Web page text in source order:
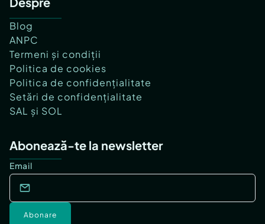
Blog
ANPC
Termeni și condiții
Politica de cookies
Politica de confidențialitate
Setări de confidențialitate
SAL și SOL
Abonează-te la newsletter
Email
Abonare